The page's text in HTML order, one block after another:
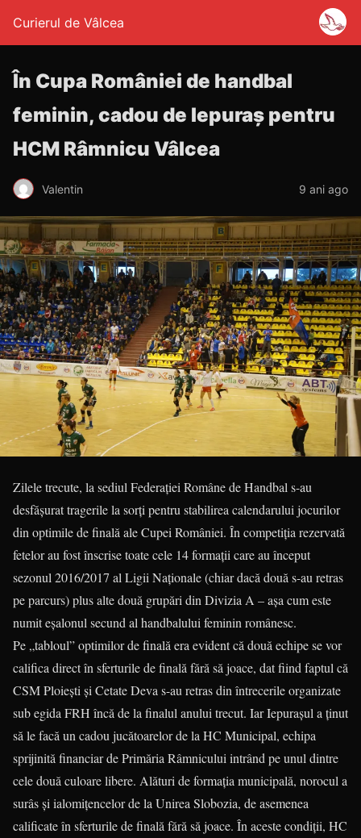
Curierul de Vâlcea
În Cupa României de handbal
feminin, cadou de Iepuraș pentru
HCM Râmnicu Vâlcea
Valentin 9 ani ago
Zilele trecute, la sediul Federației Române de Handbal s-au
desfășurat tragerile la sorți pentru stabilirea calendarului jocurilor
din optimile de finală ale Cupei României. În competiția rezervată
fetelor au fost înscrise toate cele 14 formații care au început
sezonul 2016/2017 al Ligii Naționale (chiar dacă două s-au retras
pe parcurs) plus alte două grupări din Divizia A – așa cum este
numit eșalonul secund al handbalului feminin românesc.
Pe „tabloul” optimilor de finală era evident că două echipe se vor
califica direct în sferturile de finală fără să joace, dat fiind faptul că
CSM Ploiești și Cetate Deva s-au retras din întrecerile organizate
sub egida FRH încă de la finalul anului trecut. Iar Iepurașul a ținut
să le facă un cadou jucătoarelor de la HC Municipal, echipa
sprijinită financiar de Primăria Râmnicului intrând pe unul dintre
cele două culoare libere. Alături de formația municipală, norocul a
surâs și ialomițencelor de la Unirea Slobozia, de asemenea
calificate în sferturile de finală fără să joace. În aceste condiții, HC